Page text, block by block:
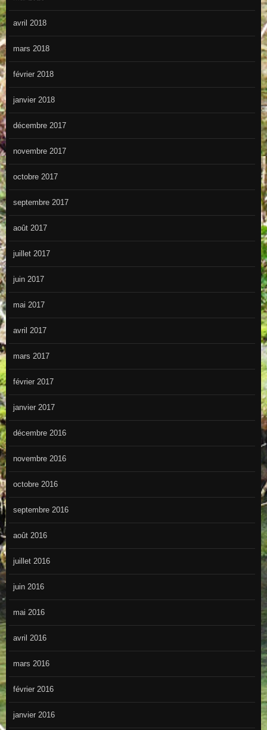
avril 2018
mars 2018
février 2018
janvier 2018
décembre 2017
novembre 2017
octobre 2017
septembre 2017
août 2017
juillet 2017
juin 2017
mai 2017
avril 2017
mars 2017
février 2017
janvier 2017
décembre 2016
novembre 2016
octobre 2016
septembre 2016
août 2016
juillet 2016
juin 2016
mai 2016
avril 2016
mars 2016
février 2016
janvier 2016